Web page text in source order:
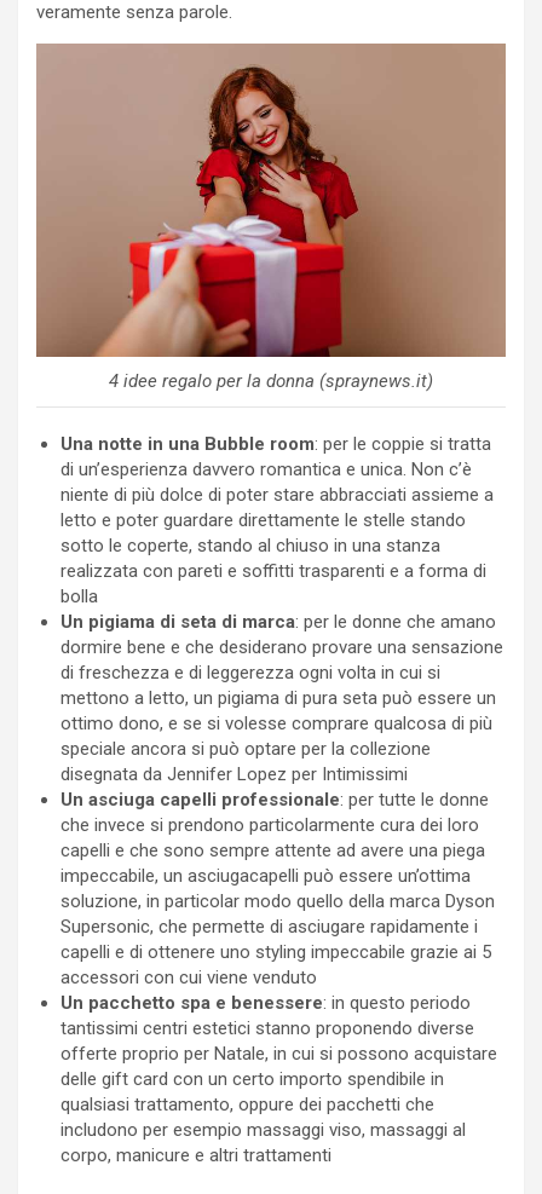
veramente senza parole.
4 idee regalo per la donna (spraynews.it)
Una notte in una Bubble room: per le coppie si tratta
di un’esperienza davvero romantica e unica. Non c’è
niente di più dolce di poter stare abbracciati assieme a
letto e poter guardare direttamente le stelle stando
sotto le coperte, stando al chiuso in una stanza
realizzata con pareti e soffitti trasparenti e a forma di
bolla
Un pigiama di seta di marca: per le donne che amano
dormire bene e che desiderano provare una sensazione
di freschezza e di leggerezza ogni volta in cui si
mettono a letto, un pigiama di pura seta può essere un
ottimo dono, e se si volesse comprare qualcosa di più
speciale ancora si può optare per la collezione
disegnata da Jennifer Lopez per Intimissimi
Un asciuga capelli professionale: per tutte le donne
che invece si prendono particolarmente cura dei loro
capelli e che sono sempre attente ad avere una piega
impeccabile, un asciugacapelli può essere un’ottima
soluzione, in particolar modo quello della marca Dyson
Supersonic, che permette di asciugare rapidamente i
capelli e di ottenere uno styling impeccabile grazie ai 5
accessori con cui viene venduto
Un pacchetto spa e benessere: in questo periodo
tantissimi centri estetici stanno proponendo diverse
offerte proprio per Natale, in cui si possono acquistare
delle gift card con un certo importo spendibile in
qualsiasi trattamento, oppure dei pacchetti che
includono per esempio massaggi viso, massaggi al
corpo, manicure e altri trattamenti